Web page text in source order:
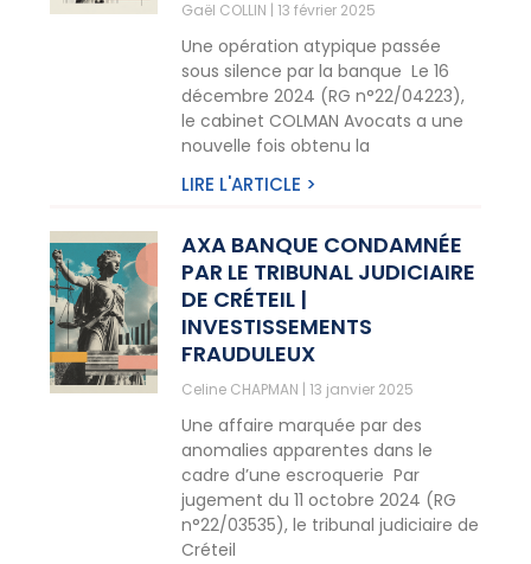
Gaël COLLIN 13 février 2025
Une opération atypique passée
sous silence par la banque Le 16
décembre 2024 (RG n°22/04223),
le cabinet COLMAN Avocats a une
nouvelle fois obtenu la
LIRE L'ARTICLE >
AXA BANQUE CONDAMNÉE
PAR LE TRIBUNAL JUDICIAIRE
DE CRÉTEIL |
INVESTISSEMENTS
FRAUDULEUX
Celine CHAPMAN 13 janvier 2025
Une affaire marquée par des
anomalies apparentes dans le
cadre d’une escroquerie Par
jugement du 11 octobre 2024 (RG
n°22/03535), le tribunal judiciaire de
Créteil